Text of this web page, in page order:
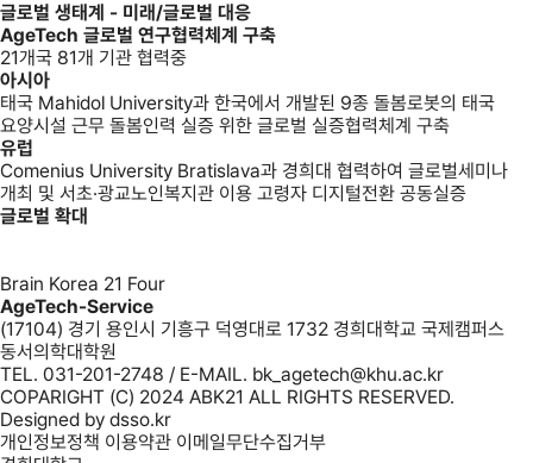
글로벌 생태계 - 미래/글로벌 대응
AgeTech 글로벌 연구협력체계 구축
21개국 81개 기관 협력중
아시아
태국 Mahidol University과 한국에서 개발된 9종 돌봄로봇의 태국
요양시설 근무 돌봄인력 실증 위한 글로벌 실증협력체계 구축
유럽
Comenius University Bratislava과 경희대 협력하여 글로벌세미나
개최 및 서초·광교노인복지관 이용 고령자 디지털전환 공동실증
글로벌 확대
Brain Korea 21 Four
AgeTech-Service
(17104) 경기 용인시 기흥구 덕영대로 1732 경희대학교 국제캠퍼스
동서의학대학원
TEL. 031-201-2748 / E-MAIL. bk_agetech@khu.ac.kr
COPARIGHT (C) 2024 ABK21 ALL RIGHTS RESERVED.
Designed by dsso.kr
개인정보정책 이용약관 이메일무단수집거부